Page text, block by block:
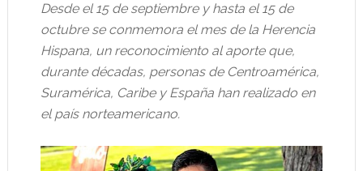
Desde el 15 de septiembre y hasta el 15 de
octubre se conmemora el mes de la Herencia
Hispana, un reconocimiento al aporte que,
durante décadas, personas de Centroamérica,
Suramérica, Caribe y España han realizado en
el país norteamericano.